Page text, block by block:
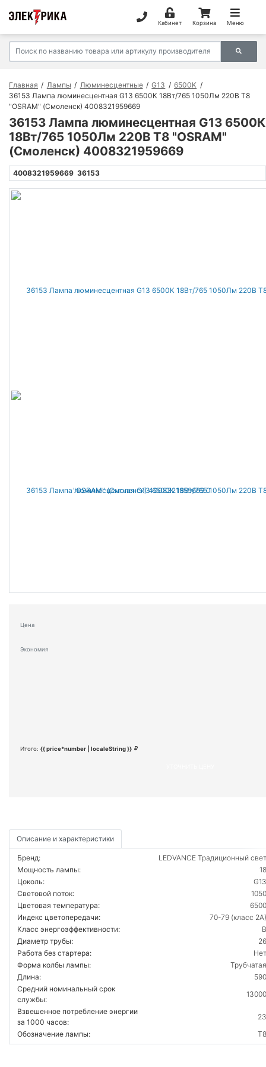
Кабинет Корзина Меню
Главная Лампы Люминесцентные G13
6500K
36153 Лампа люминесцентная G13 6500К 18Вт/765 1050Лм 220В Т8
"OSRAM" (Смоленск) 4008321959669
36153 Лампа люминесцентная G13 6500К
18Вт/765 1050Лм 220В Т8 "OSRAM"
(Смоленск) 4008321959669
4008321959669 36153
Цена
Экономия
Итого: {{ price*number | localeString }}
Описание и характеристики
Бренд:
LEDVANCE Традиционный свет
Мощность лампы:
18
Цоколь:
G13
Световой поток:
1050
Цветовая температура:
6500
Индекс цветопередачи:
70-79 (класс 2А)
Класс энергоэффективности:
B
Диаметр трубы:
26
Работа без стартера:
Нет
Форма колбы лампы:
Трубчатая
Длина:
590
Средний номинальный срок
службы:
13000
Взвешенное потребление энергии
за 1000 часов:
23
Обозначение лампы:
T8